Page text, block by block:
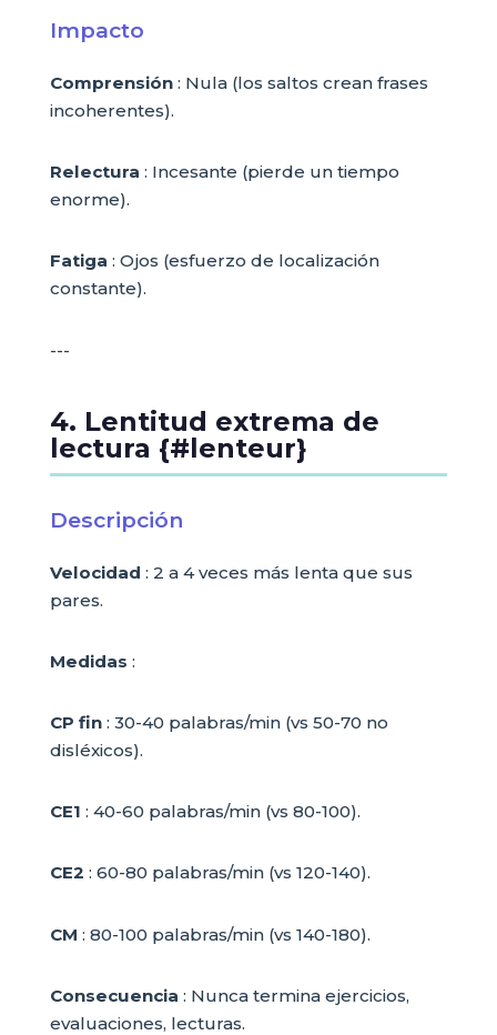
Impacto
Comprensión: Nula (los saltos crean frases
incoherentes).
Relectura : Incesante (pierde un tiempo
enorme).
Fatiga : Ojos (esfuerzo de localización
constante).
---
4. Lentitud extrema de
lectura {#lenteur}
Descripción
Velocidad : 2 a 4 veces más lenta que sus
pares.
Medidas :
CP fin: 30-40 palabras/min (vs 50-70 no
disléxicos).
CE1 : 40-60 palabras/min (vs 80-100).
CE2 : 60-80 palabras/min (vs 120-140).
CM : 80-100 palabras/min (vs 140-180).
Consecuencia : Nunca termina ejercicios,
evaluaciones, lecturas.